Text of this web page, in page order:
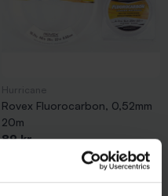
Rovex Fluorocarbon, 0,52mm
20m
89 kr